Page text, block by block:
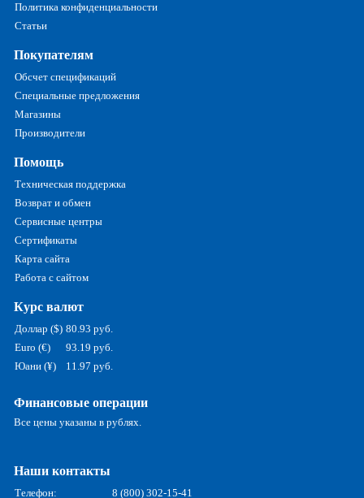
Политика конфиденциальности
Статьи
Покупателям
Обсчет спецификаций
Специальные предложения
Магазины
Производители
Помощь
Техническая поддержка
Возврат и обмен
Сервисные центры
Сертификаты
Карта сайта
Работа с сайтом
Курс валют
Доллар ($) 80.93 руб.
Euro (€)
93.19 руб.
Юани (¥)
11.97 руб.
Финансовые операции
Все цены указаны в рублях.
Наши контакты
Телефон: 8 (800) 302-15-41